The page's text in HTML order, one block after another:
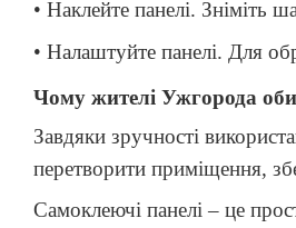
• Наклейте панелі. Зніміть
• Налаштуйте панелі. Для
Чому жителі Ужгорода
Завдяки зручності
перетворити приміщення,
Самоклеючі панелі – це